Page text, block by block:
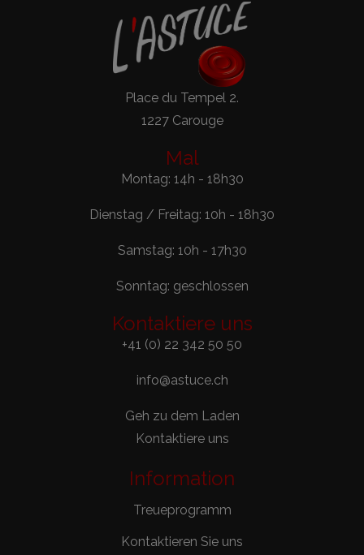
Place du Tempel 2.
1227 Carouge
Mal
Montag: 14h - 18h30
Dienstag / Freitag: 10h - 18h30
Samstag: 10h - 17h30
Sonntag: geschlossen
Kontaktiere uns
+41 (0) 22 342 50 50
info@astuce.ch
Geh zu dem Laden
Kontaktiere uns
Information
Treueprogramm
Kontaktieren Sie uns